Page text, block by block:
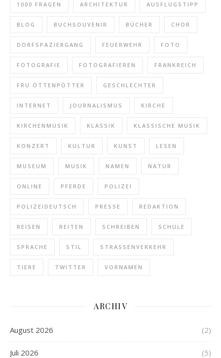
1000 FRAGEN ARCHITEKTUR AUSFLUGSTIPP
BLOG BUCHSOUVENIR BÜCHER CHOR
DORFSPAZIERGANG FEUERWEHR FOTO
FOTOGRAFIE FOTOGRAFIEREN FRANKREICH
FRU ÖTTENPÖTTER GESCHLECHTER
INTERNET JOURNALISMUS KIRCHE
KIRCHENMUSIK KLASSIK KLASSISCHE MUSIK
KONZERT KULTUR KUNST LESEN
MUSEUM MUSIK NAMEN NATUR
ONLINE PFERDE POLIZEI
POLIZEIDEUTSCH PRESSE REDAKTION
REISEN REITEN SCHREIBEN SCHULE
SPRACHE STIL STRASSENVERKEHR
TIERE TWITTER VORNAMEN
ARCHIV
August 2026 (2)
Juli 2026 (5)